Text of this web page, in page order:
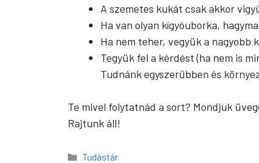
A szemetes kukát csak akkor
Ha van olyan kígyóuborka,
Ha nem teher, vegyük a nagyobb
Tegyük fel a kérdést (ha nem is
Tudnánk egyszerűbben és
Te mivel folytatnád a sort? Mondjuk
Rajtunk áll!
Kategória
Tudástár